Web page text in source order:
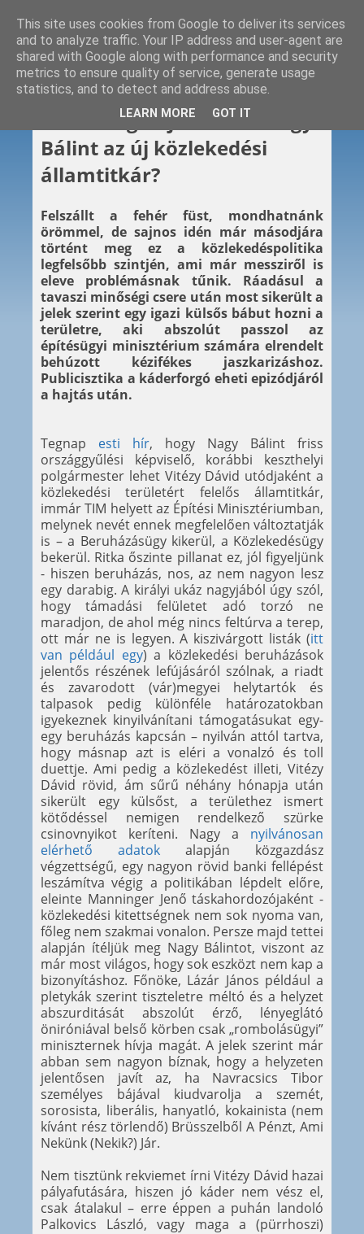
2022. 11. 23.
Káderforgó újratöltve: Nagy
Bálint az új közlekedési
államtitkár?
Felszállt a fehér füst, mondhatnánk
örömmel, de sajnos idén már másodjára
történt meg ez a közlekedéspolitika
legfelsőbb szintjén, ami már messziről is
eleve problémásnak tűnik. Ráadásul a
tavaszi minőségi csere után most sikerült a
jelek szerint egy igazi külsős bábut hozni a
területre, aki abszolút passzol az
építésügyi minisztérium számára elrendelt
behúzott kézifékes jaszkarizáshoz.
Publicisztika a káderforgó eheti epizódjáról
a hajtás után.
Tegnap esti hír, hogy Nagy Bálint friss
országgyűlési képviselő, korábbi keszthelyi
polgármester lehet Vitézy Dávid utódjaként a
közlekedési területért felelős államtitkár,
immár TIM helyett az Építési Minisztériumban,
melynek nevét ennek megfelelően változtatják
is – a Beruházásügy kikerül, a Közlekedésügy
bekerül. Ritka őszinte pillanat ez, jól figyeljünk
- hiszen beruházás, nos, az nem nagyon lesz
egy darabig. A királyi ukáz nagyjából úgy szól,
hogy támadási felületet adó torzó ne
maradjon, de ahol még nincs feltúrva a terep,
ott már ne is legyen. A kiszivárgott listák (itt
van például egy) a közlekedési beruházások
jelentős részének lefújásáról szólnak, a riadt
és zavarodott (vár)megyei helytartók és
talpasok pedig különféle határozatokban
igyekeznek kinyilvánítani támogatásukat egy-
egy beruházás kapcsán – nyilván attól tartva,
hogy másnap azt is eléri a vonalzó és toll
duettje. Ami pedig a közlekedést illeti, Vitézy
Dávid rövid, ám sűrű néhány hónapja után
sikerült egy külsőst, a területhez ismert
kötődéssel nemigen rendelkező szürke
csinovnyikot keríteni. Nagy a nyilvánosan
elérhető adatok alapján közgazdász
végzettségű, egy nagyon rövid banki fellépést
leszámítva végig a politikában lépdelt előre,
eleinte Manninger Jenő táskahordozójaként -
közlekedési kitettségnek nem sok nyoma van,
főleg nem szakmai vonalon. Persze majd tettei
alapján ítéljük meg Nagy Bálintot, viszont az
már most világos, hogy sok eszközt nem kap a
bizonyításhoz. Főnöke, Lázár János például a
pletykák szerint tiszteletre méltó és a helyzet
abszurditását abszolút érző, lényeglátó
öniróniával belső körben csak „rombolásügyi”
miniszternek hívja magát. A jelek szerint már
abban sem nagyon bíznak, hogy a helyzeten
jelentősen javít az, ha Navracsics Tibor
személyes bájával kiudvarolja a szemét,
sorosista, liberális, hanyatló, kokainista (nem
kívánt rész törlendő) Brüsszelből A Pénzt, Ami
Nekünk (Nekik?) Jár.
Nem tisztünk rekviemet írni Vitézy Dávid hazai
pályafutására, hiszen jó káder nem vész el,
csak átalakul – erre éppen a puhán landoló
Palkovics László, vagy maga a (pürrhoszi)
This site uses cookies from Google to deliver its services
and to analyze traffic. Your IP address and user-agent are
shared with Google along with performance and security
metrics to ensure quality of service, generate usage
statistics, and to detect and address abuse.
LEARN MORE GOT IT